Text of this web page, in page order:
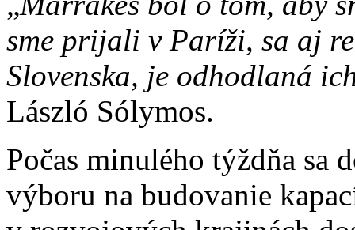
sme prijali v Paríži, sa aj
Slovenska, je odhodlaná
László Sólymos.
Počas minulého týždňa sa
výboru na budovanie